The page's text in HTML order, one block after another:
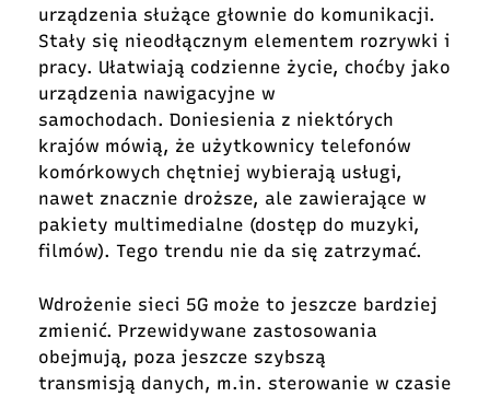
urządzenia służące głownie do komunikacji.
Stały się nieodłącznym elementem rozrywki i
pracy. Ułatwiają codzienne życie, choćby jako
urządzenia nawigacyjne w
samochodach. Doniesienia z niektórych
krajów mówią, że użytkownicy telefonów
komórkowych chętniej wybierają usługi,
nawet znacznie droższe, ale zawierające w
pakiety multimedialne (dostęp do muzyki,
filmów). Tego trendu nie da się zatrzymać.
Wdrożenie sieci 5G może to jeszcze bardziej
zmienić. Przewidywane zastosowania
obejmują, poza jeszcze szybszą
transmisją danych, m.in. sterowanie w czasie